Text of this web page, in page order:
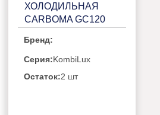
ХОЛОДИЛЬНАЯ
CARBOMA GC120
KOMBILUX(П0000006926.1032)
Бренд:
Серия:KombiLux
Остаток:2 шт